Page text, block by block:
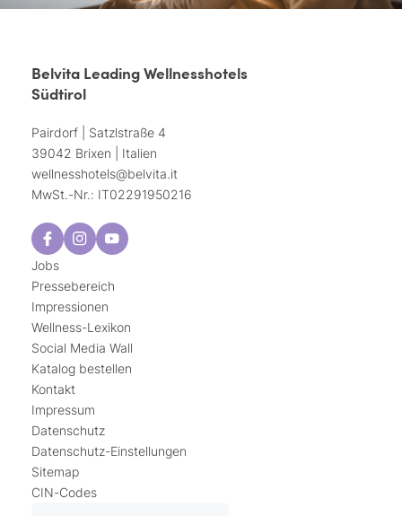
Belvita Leading Wellnesshotels
Südtirol
Pairdorf | Satzlstraße 4
39042 Brixen | Italien
wellnesshotels@belvita.it
MwSt.-Nr.: IT02291950216
Jobs
Pressebereich
Impressionen
Wellness-Lexikon
Social Media Wall
Katalog bestellen
Kontakt
Impressum
Datenschutz
Datenschutz-Einstellungen
Sitemap
CIN-Codes